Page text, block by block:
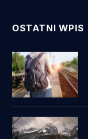
OSTATNI WPIS